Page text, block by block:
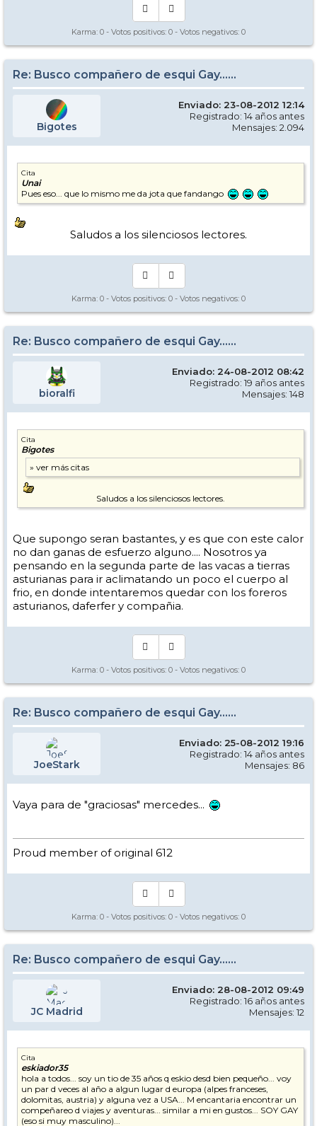
Karma: 0 - Votos positivos: 0 - Votos negativos: 0
Re: Busco compañero de esqui Gay......
Bigotes
Enviado: 23-08-2012 12:14
Registrado: 14 años antes
Mensajes: 2.094
Cita
Unai
Pues eso... que lo mismo me da jota que fandango
Saludos a los silenciosos lectores.
Karma: 0 - Votos positivos: 0 - Votos negativos: 0
Re: Busco compañero de esqui Gay......
bioralfi
Enviado: 24-08-2012 08:42
Registrado: 19 años antes
Mensajes: 148
Cita
Bigotes
Saludos a los silenciosos lectores.
Que supongo seran bastantes, y es que con este calor
no dan ganas de esfuerzo alguno.... Nosotros ya
pensando en la segunda parte de las vacas a tierras
asturianas para ir aclimatando un poco el cuerpo al
frio, en donde intentaremos quedar con los foreros
asturianos, daferfer y compañia.
Karma: 0 - Votos positivos: 0 - Votos negativos: 0
Re: Busco compañero de esqui Gay......
JoeStark
Enviado: 25-08-2012 19:16
Registrado: 14 años antes
Mensajes: 86
Vaya para de "graciosas" mercedes...
Proud member of original 612
Karma: 0 - Votos positivos: 0 - Votos negativos: 0
Re: Busco compañero de esqui Gay......
JC Madrid
Enviado: 28-08-2012 09:49
Registrado: 16 años antes
Mensajes: 12
Cita
eskiador35
hola a todos... soy un tio de 35 años q eskio desd bien pequeño... voy
un par d veces al año a algun lugar d europa (alpes franceses,
dolomitas, austria) y alguna vez a USA... M encantaria encontrar un
compeñareo d viajes y aventuras... similar a mi en gustos... SOY GAY
(eso si muy masculino)...